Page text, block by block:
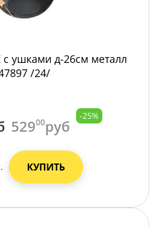
ушками д-26см металл
/24/
52900руб
-25%
КУПИТЬ